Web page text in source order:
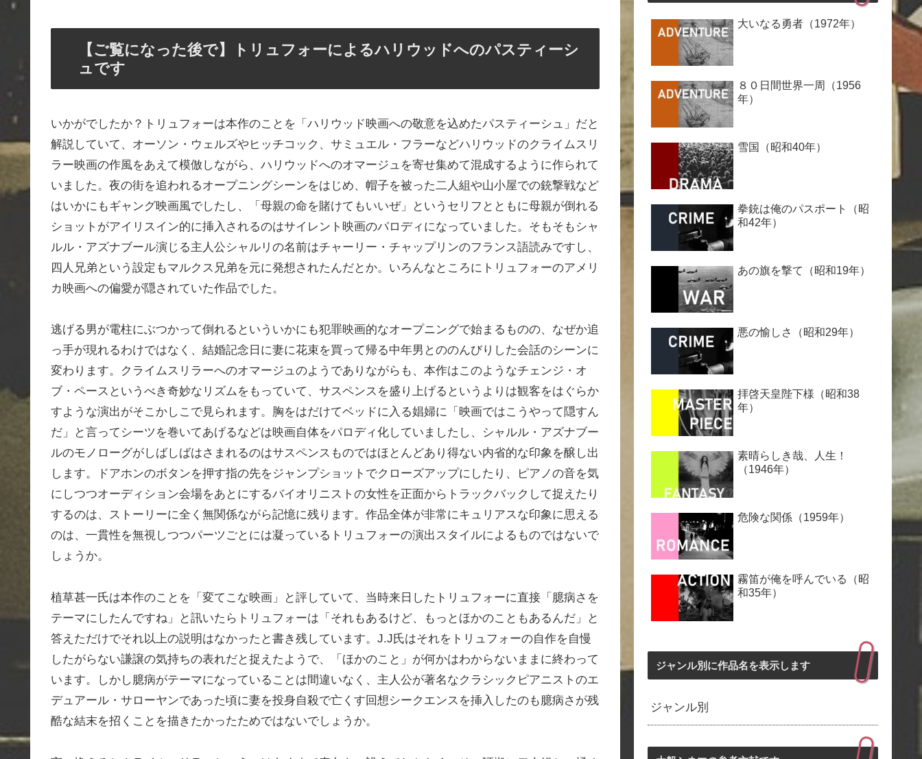
【ご覧になった後で】トリュフォーによるハリウッドへのパスティーシ
ュです
いかがでしたか？トリュフォーは本作のことを「ハリウッド映画への敬意を込めたパスティーシュ」だと
解説していて、オーソン・ウェルズやヒッチコック、サミュエル・フラーなどハリウッドのクライムスリ
ラー映画の作風をあえて模倣しながら、ハリウッドへのオマージュを寄せ集めて混成するように作られて
いました。夜の街を追われるオープニングシーンをはじめ、帽子を被った二人組や山小屋での銃撃戦など
はいかにもギャング映画風でしたし、「母親の命を賭けてもいいぜ」というセリフとともに母親が倒れる
ショットがアイリスイン的に挿入されるのはサイレント映画のパロディになっていました。そもそもシャ
ルル・アズナブール演じる主人公シャルリの名前はチャーリー・チャップリンのフランス語読みですし、
四人兄弟という設定もマルクス兄弟を元に発想されたんだとか。いろんなところにトリュフォーのアメリ
カ映画への偏愛が隠されていた作品でした。
逃げる男が電柱にぶつかって倒れるといういかにも犯罪映画的なオープニングで始まるものの、なぜか追
っ手が現れるわけではなく、結婚記念日に妻に花束を買って帰る中年男とののんびりした会話のシーンに
変わります。クライムスリラーへのオマージュのようでありながらも、本作はこのようなチェンジ・オ
ブ・ペースというべき奇妙なリズムをもっていて、サスペンスを盛り上げるというよりは観客をはぐらか
すような演出がそこかしこで見られます。胸をはだけてベッドに入る娼婦に「映画ではこうやって隠すん
だ」と言ってシーツを巻いてあげるなどは映画自体をパロディ化していましたし、シャルル・アズナブー
ルのモノローグがしばしばはさまれるのはサスペンスものではほとんどあり得ない内省的な印象を醸し出
します。ドアホンのボタンを押す指の先をジャンプショットでクローズアップにしたり、ピアノの音を気
にしつつオーディション会場をあとにするバイオリニストの女性を正面からトラックバックして捉えたり
するのは、ストーリーに全く無関係ながら記憶に残ります。作品全体が非常にキュリアスな印象に思える
のは、一貫性を無視しつつパーツごとには凝っているトリュフォーの演出スタイルによるものではないで
しょうか。
植草甚一氏は本作のことを「変てこな映画」と評していて、当時来日したトリュフォーに直接「臆病さを
テーマにしたんですね」と訊いたらトリュフォーは「それもあるけど、もっとほかのこともあるんだ」と
答えただけでそれ以上の説明はなかったと書き残しています。J.J氏はそれをトリュフォーの自作を自慢
したがらない謙譲の気持ちの表れだと捉えたようで、「ほかのこと」が何かはわからないままに終わって
います。しかし臆病がテーマになっていることは間違いなく、主人公が著名なクラシックピアニストのエ
デュアール・サローヤンであった頃に妻を投身自殺で亡くす回想シークエンスを挿入したのも臆病さが残
酷な結末を招くことを描きたかったためではないでしょうか。
大いなる勇者（1972年）
８０日間世界一周（1956
年）
雪国（昭和40年）
拳銃は俺のパスポート（昭
和42年）
あの旗を撃て（昭和19年）
悪の愉しさ（昭和29年）
拝啓天皇陛下様（昭和38
年）
素晴らしき哉、人生！
（1946年）
危険な関係（1959年）
霧笛が俺を呼んでいる（昭
和35年）
ジャンル別に作品名を表示します
ジャンル別